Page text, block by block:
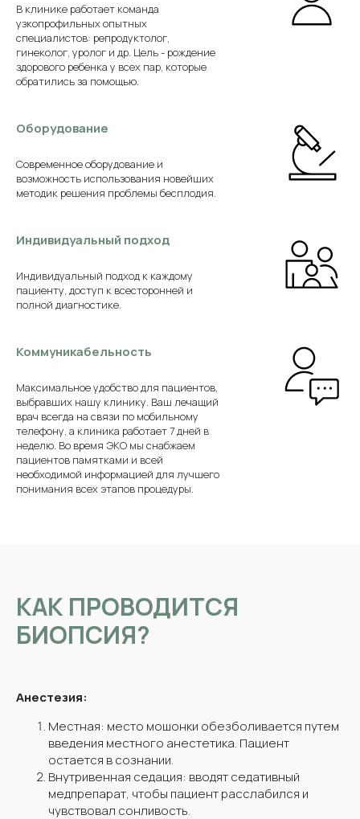
В клинике работает команда
узкопрофильных опытных
специалистов: репродуктолог,
гинеколог, уролог и др. Цель - рождение
здорового ребенка у всех пар, которые
обратились за помощью.
Оборудование
Современное оборудование и
возможность использования новейших
методик решения проблемы бесплодия.
Индивидуальный подход
Индивидуальный подход к каждому
пациенту, доступ к всесторонней и
полной диагностике.
Коммуникабельность
Максимальное удобство для пациентов,
выбравших нашу клинику. Ваш лечащий
врач всегда на связи по мобильному
телефону, а клиника работает 7 дней в
неделю. Во время ЭКО мы снабжаем
пациентов памятками и всей
необходимой информацией для лучшего
понимания всех этапов процедуры.
КАК ПРОВОДИТСЯ
БИОПСИЯ?
Анестезия:
Местная: место мошонки обезболивается путем
введения местного анестетика. Пациент
остается в сознании.
Внутривенная седация: вводят седативный
медпрепарат, чтобы пациент расслабился и
чувствовал сонливость.